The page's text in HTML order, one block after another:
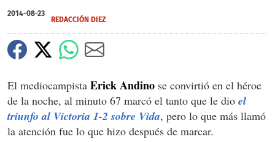
2014-08-23
REDACCIÓN DIEZ
El mediocampista Erick Andino se convirtió en el héroe
de la noche, al minuto 67 marcó el tanto que le dio el
triunfo al Victoria 1-2 sobre Vida, pero lo que más llamó
la atención fue lo que hizo después de marcar.